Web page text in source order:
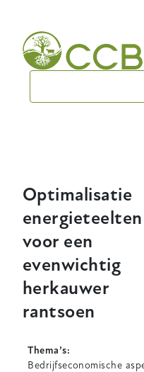
main
navigation
Optimalisatie
energieteelten
voor een
evenwichtig
herkauwer
rantsoen
Thema’s
Bedrijfseconomische